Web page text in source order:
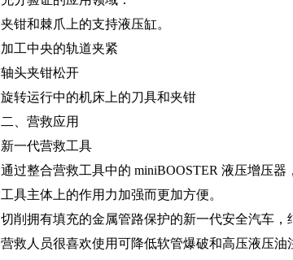
夹钳和棘爪上的支持液压缸。
加工中央的轨道夹紧
轴头夹钳松开
旋转运行中的机床上的刀具和夹钳
二、营救应用
新一代营救工具
通过整合营救工具中的 miniBOOSTER 液压增压
工具主体上的作用力加强而更加方便。
切削拥有填充的金属管路保护的新一代安全汽车，
营救人员很喜欢使用可降低软管爆破和高压液压油